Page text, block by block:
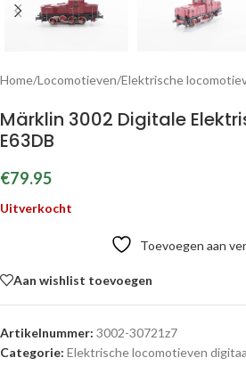
Home/Locomotieven/Elektrische
Märklin 3002 Digitale
E63DB
€79.95
Uitverkocht
Toevoegen aan
Aan wishlist toevoegen
Artikelnummer: 3002-30721z7
Categorie: Elektrische locomotieven